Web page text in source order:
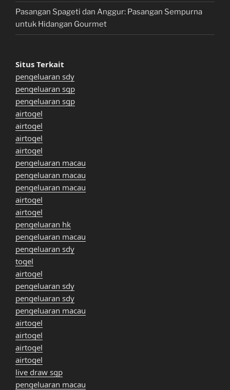
Pasangan Spageti dan Anggur: Pasangan Sempurna
untuk Hidangan Gourmet
Situs Terkait
pengeluaran sdy
pengeluaran sgp
pengeluaran sgp
airtogel
airtogel
airtogel
airtogel
pengeluaran macau
pengeluaran macau
pengeluaran macau
airtogel
airtogel
pengeluaran hk
pengeluaran macau
pengeluaran sdy
togel
airtogel
pengeluaran sdy
pengeluaran sdy
pengeluaran macau
airtogel
airtogel
airtogel
airtogel
live draw sgp
pengeluaran macau